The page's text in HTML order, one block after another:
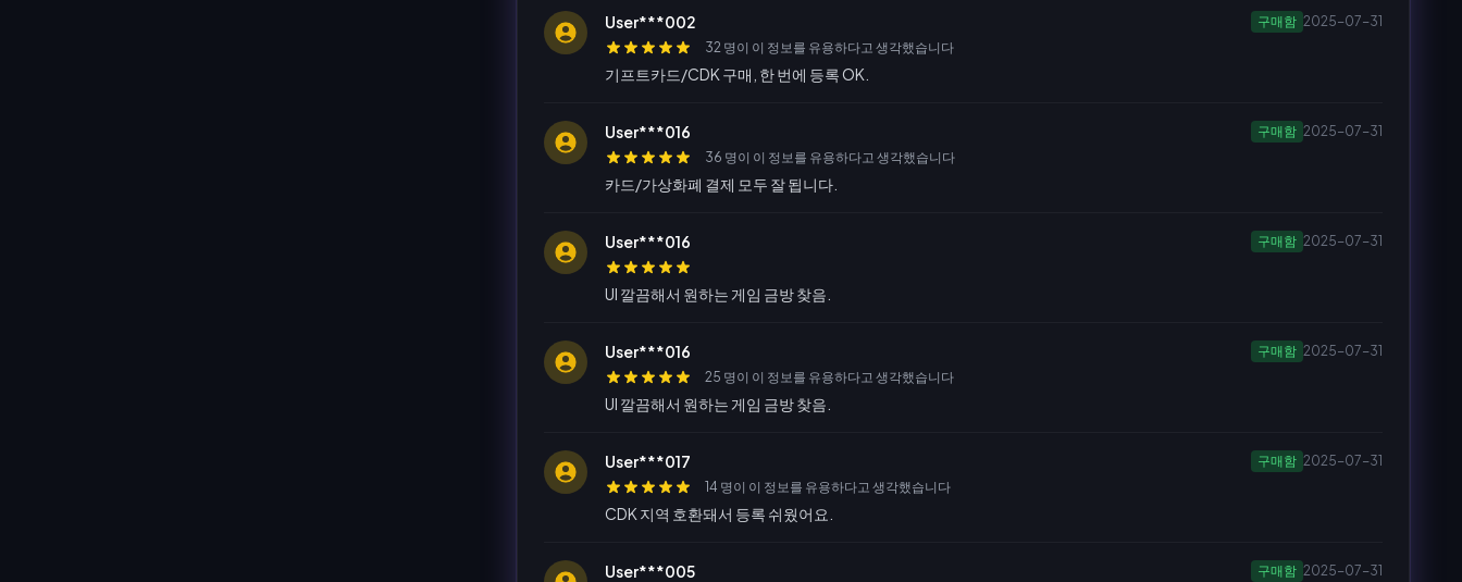
User***002 구매함 2025-07-31
32 명이 이 정보를 유용하다고 생각했습니다
기프트카드/CDK 구매, 한 번에 등록 OK.
User***016 구매함 2025-07-31
36 명이 이 정보를 유용하다고 생각했습니다
카드/가상화폐 결제 모두 잘 됩니다.
User***016 구매함 2025-07-31
UI 깔끔해서 원하는 게임 금방 찾음.
User***016 구매함 2025-07-31
25 명이 이 정보를 유용하다고 생각했습니다
UI 깔끔해서 원하는 게임 금방 찾음.
User***017 구매함 2025-07-31
14 명이 이 정보를 유용하다고 생각했습니다
CDK 지역 호환돼서 등록 쉬웠어요.
User***005 구매함 2025-07-31